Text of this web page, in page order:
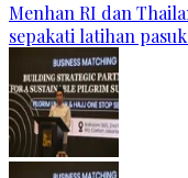
Menhan RI dan
sepakati latihan